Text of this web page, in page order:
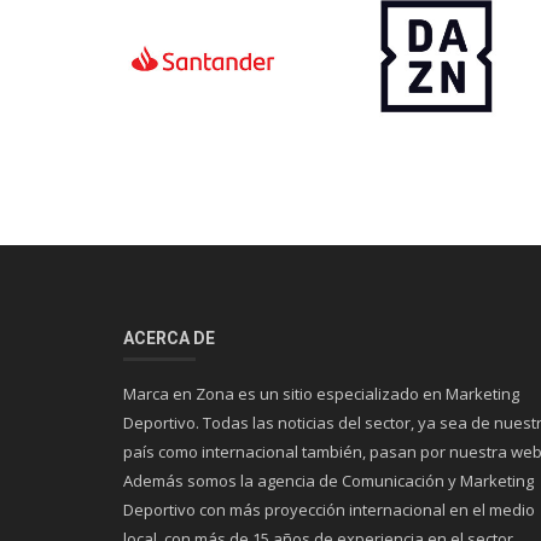
ACERCA DE
Marca en Zona es un sitio especializado en Marketing
Deportivo. Todas las noticias del sector, ya sea de
país como internacional también, pasan por nuestra
Además somos la agencia de Comunicación y Marketing
Deportivo con más proyección internacional en el medio